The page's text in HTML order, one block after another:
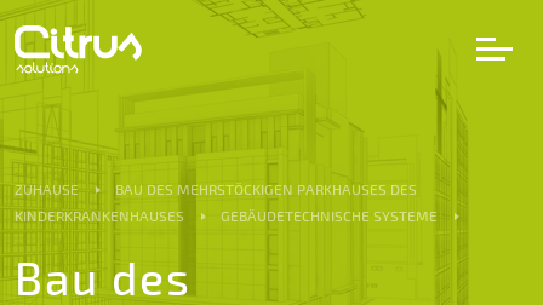
LV
Dienstleistungen
ZUHAUSE
BAU DES MEHRSTÖCKIGEN PARKHAUSES DES
KINDERKRANKENHAUSES
GEBÄUDETECHNISCHE SYSTEME
Bau des